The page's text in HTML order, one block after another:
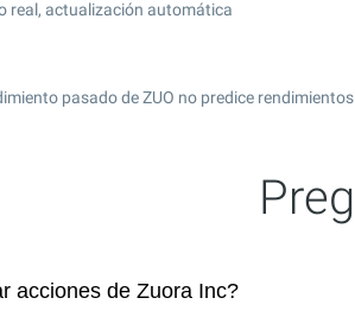
real, actualización automática
pasado de ZUO no predice
acciones de Zuora Inc?